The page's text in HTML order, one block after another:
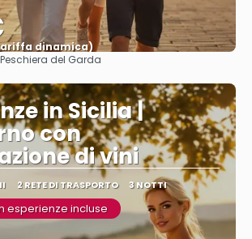
dinamica)
Vedere di più
Peschiera del Garda
in Sicilia |
con
di vini
2 RETE DI TRASPORTO 3 NOTTI
esperienze incluse